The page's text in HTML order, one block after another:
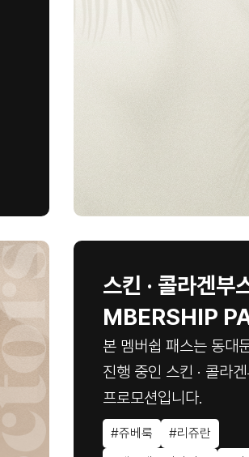
스킨 · 콜라겐부
MBERSHIP
본 멤버쉽 패스는 동대
진행 중인 스킨 · 콜라
프로모션입니다.
#쥬베룩
#리쥬란